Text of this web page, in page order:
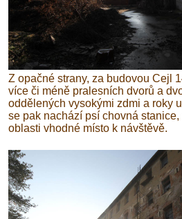
Z opačné strany, za budovou Cejl
více či méně pralesních dvorů a
oddělených vysokými zdmi a roky
se pak nachází psí chovná
oblasti vhodné místo k návštěvě.